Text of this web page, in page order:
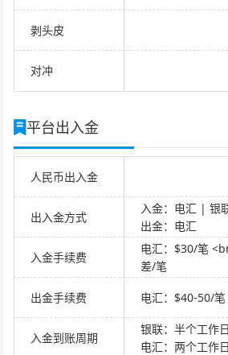
剥头皮
对冲
平台出入金
人民币出入金
出入金方式
入金：电汇 | 银
出金：电汇
入金手续费
电汇：$30/笔
差/笔
出金手续费 电汇：$40-50/笔
入金到账周期
银联：半个工作
电汇：两个工作